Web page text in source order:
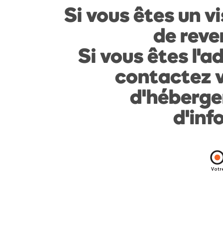
Si vous êtes un
de
Si vous êtes
contactez